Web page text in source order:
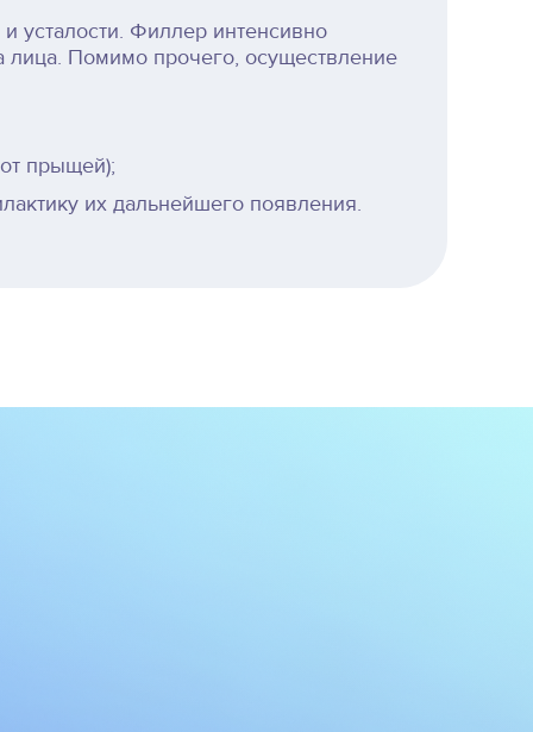
усталости. Филлер интенсивно
лица. Помимо прочего, осуществление
прыщей);
их дальнейшего появления.